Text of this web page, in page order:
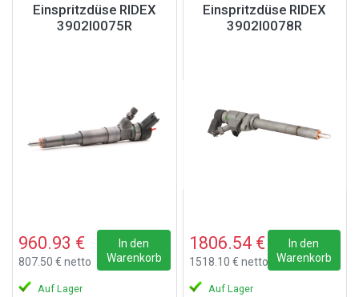
Einspritzdüse RIDEX
3902I0075R
960.93 €
807.50 € netto
In den
Warenkorb
Auf Lager
Einspritzdüse RIDEX
3902I0078R
1806.54 €
1518.10 € netto
In den
Warenkorb
Auf Lager